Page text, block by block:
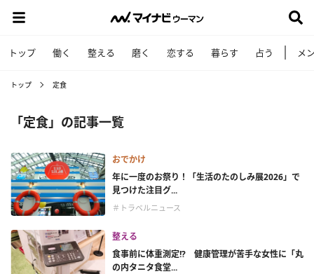
トップ 働く 整える 磨く 恋する 暮らす 占う メ
トップ 定食
「定食」の記事一覧
おでかけ
年に一度のお祭り！「生活のたのしみ展2026」で
見つけた注目グ...
＃トラベルニュース
整える
食事前に体重測定!? 健康管理が苦手な女性に「丸
の内タニタ食堂...